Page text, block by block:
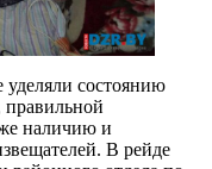
уделяли состоянию
правильной
наличию и
В рейде